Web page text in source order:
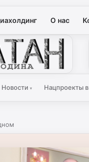
О нас
Новости▾ Нацпроекты